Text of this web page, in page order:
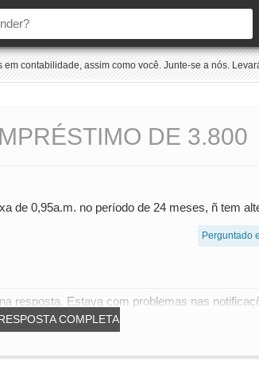
contabilidade, assim como você. Junte-se a nós.
DE 3.800
de 0,95a.m. no período de 24 meses, ñ tem
Perguntado
COMPLETA
resposta. Estava com problemas nas